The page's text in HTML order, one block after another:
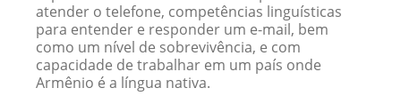
atender o telefone, competências linguísticas
para entender e responder um e-mail, bem
como um nível de sobrevivência, e com
capacidade de trabalhar em um país onde
Armênio é a língua nativa.